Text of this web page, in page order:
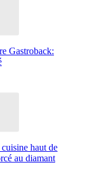
Gastroback:
haut de
au diamant